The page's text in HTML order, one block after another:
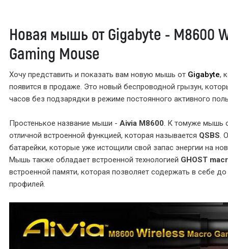
Новая мышь от Gigabyte - M8600
Gaming Mouse
Хочу представить и показать вам новую мышь от Gigabyte,
появится в продаже. Это новый беспроводной грызун,
часов без подзарядки в режиме постоянного активного
Простенькое название мыши - Aivia M8600. К томуже мышь
отличной встроенной функцией, которая называется QSBS.
батарейки, которые уже истощили свой запас энергии на
Мышь также обладает встроенной технологией GHOST
встроенной памяти, которая позволяет содержать в себе
профилей.